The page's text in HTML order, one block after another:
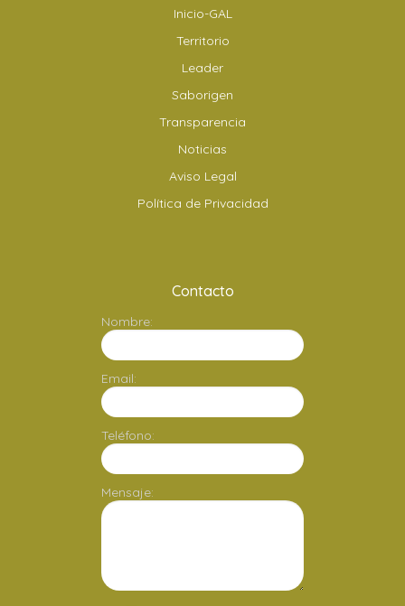
Inicio-GAL
Territorio
Leader
Saborigen
Transparencia
Noticias
Aviso Legal
Política de Privacidad
Contacto
Nombre:
Email:
Teléfono:
Mensaje: